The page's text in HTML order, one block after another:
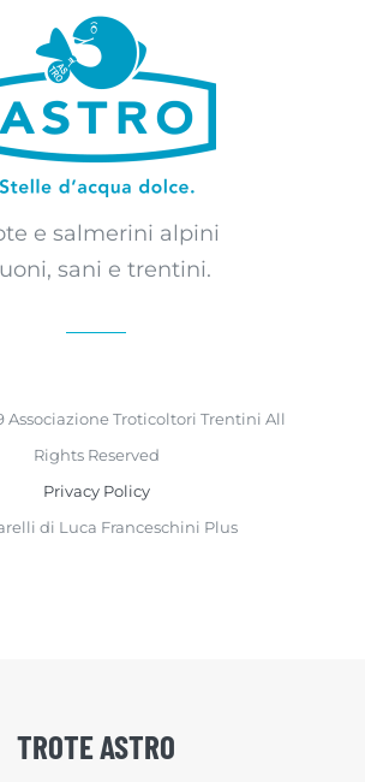
e salmerini alpini
sani e trentini.
Associazione Troticoltori Trentini All
Rights Reserved
Privacy Policy
di Luca Franceschini Plus
TROTE ASTRO